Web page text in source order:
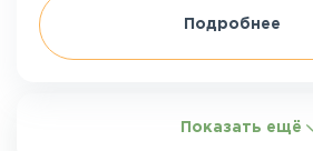
Подробнее
Показать ещё